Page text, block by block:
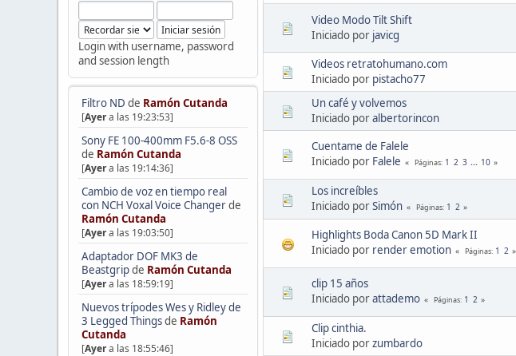
Login with username, password
and session length
Filtro ND de Ramón Cutanda
[Ayera las 19:23:53]
Sony FE 100-400mm F5.6-8 OSS
de Ramón Cutanda
[Ayera las 19:14:36]
Cambio de voz en tiempo real
con NCH Voxal Voice Changerde
Ramón Cutanda
[Ayera las 19:03:50]
Adaptador DOF MK3 de
Beastgripde Ramón Cutanda
[Ayera las 18:59:19]
Nuevos trípodes Wes y Ridley de
3 Legged Thingsde Ramón
Cutanda
[Ayera las 18:55:46]
Video Modo Tilt Shift
Iniciado por javicg
Videos retratohumano.com
Iniciado por pistacho77
Un café y volvemos
Iniciado poralbertorincon
Cuentame de Falele
Iniciado por Falele Páginas 1 2 3 ... 10
Los increíbles
Iniciado porSimón Páginas 1 2
Highlights Boda Canon 5D Mark II
Iniciado por render emotion Páginas 1 2
clip 15 años
Iniciado porattademo Páginas 1 2
Clip cinthia.
Iniciado porzumbardo